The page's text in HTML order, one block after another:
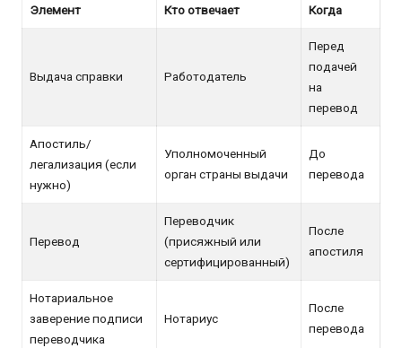
Элемент Кто отвечает Когда
Выдача справки Работодатель
Перед
подачей
на
перевод
Апостиль/
легализация (если
нужно)
Уполномоченный
орган страны выдачи
До
перевода
Перевод
Переводчик
(присяжный или
сертифицированный)
После
апостиля
Нотариальное
заверение подписи
переводчика
Нотариус
После
перевода